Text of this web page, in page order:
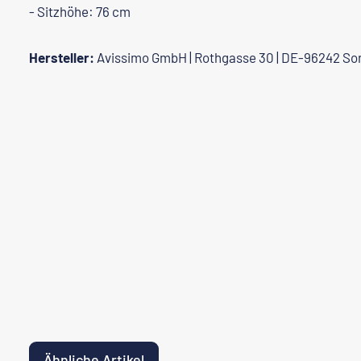
- Sitzhöhe: 76 cm
Hersteller: Avissimo GmbH | Rothgasse 30 | DE-96242